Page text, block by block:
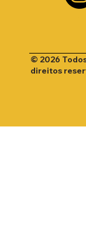
© 2026
direitos